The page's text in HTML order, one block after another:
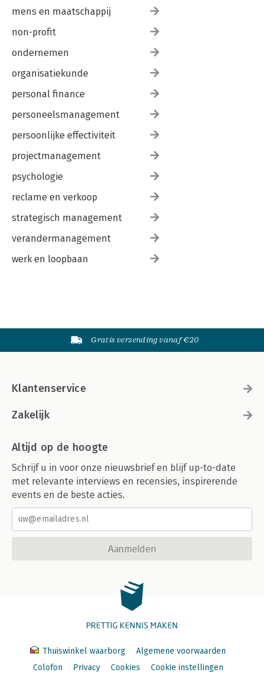
mens en maatschappij
non-profit
ondernemen
organisatiekunde
personal finance
personeelsmanagement
persoonlijke effectiviteit
projectmanagement
psychologie
reclame en verkoop
strategisch management
verandermanagement
werk en loopbaan
Gratis verzending vanaf €20
Klantenservice
Zakelijk
Altijd op de hoogte
Schrijf u in voor onze nieuwsbrief en blijf up-to-date
met relevante interviews en recensies, inspirerende
events en de beste acties.
Aanmelden
PRETTIG KENNIS MAKEN
Thuiswinkel waarborg
Algemene voorwaarden
Colofon
Privacy Cookies
Cookie instellingen